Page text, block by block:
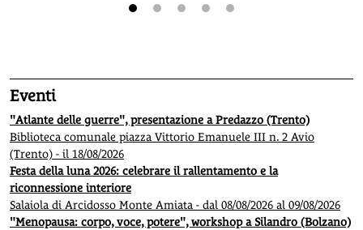
Eventi
"Atlante delle guerre", presentazione a Predazzo (Trento)
Biblioteca comunale piazza Vittorio Emanuele III n. 2 Avio
(Trento) - il 18/08/2026
Festa della luna 2026: celebrare il rallentamento e la
riconnessione interiore
Salaiola di Arcidosso Monte Amiata - dal 08/08/2026 al 09/08/2026
"Menopausa: corpo, voce, potere", workshop a Silandro (Bolzano)